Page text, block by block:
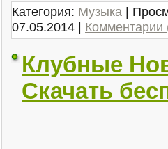
Категория: Музыка |
07.05.2014 | Комментарии
Клубные
Скачать